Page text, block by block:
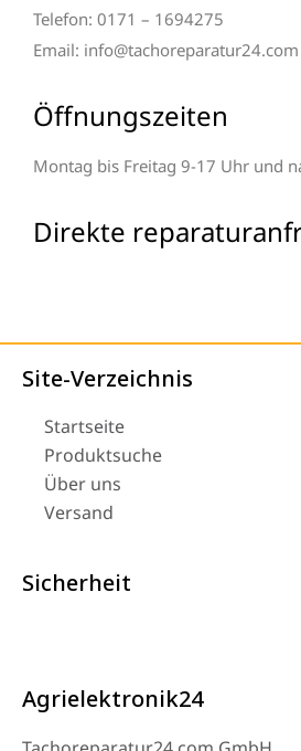
Telefon: 0171 – 1694275
Email: info@tachoreparatur24.com
Öffnungszeiten
Montag bis Freitag 9-17 Uhr und
Direkte
Site-Verzeichnis
Startseite
Produktsuche
Über uns
Versand
Sicherheit
Agrielektronik24